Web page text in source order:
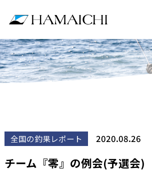
全国の釣果レポート 2020.08.26
チーム『零』の例会(予選会)